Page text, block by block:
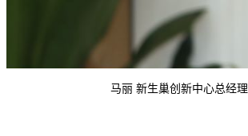
马丽 新生巢创新中心总经理